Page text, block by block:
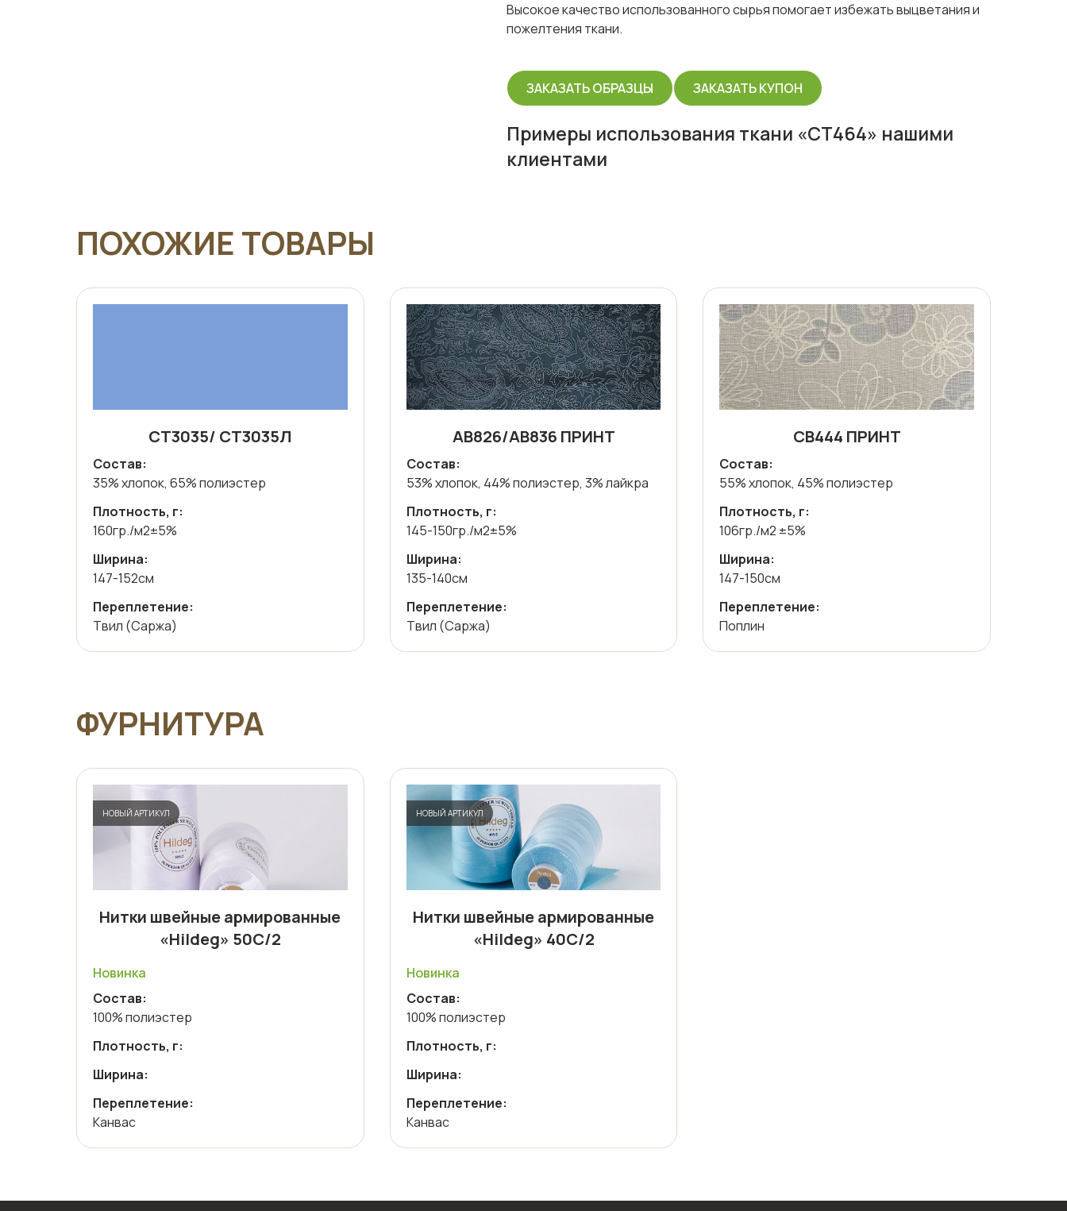
Высокое качество использованного сырья помогает избежать выцветания и
пожелтения ткани.
ЗАКАЗАТЬ ОБРАЗЦЫ ЗАКАЗАТЬ КУПОН
Примеры использования ткани «СТ464» нашими
клиентами
ПОХОЖИЕ ТОВАРЫ
СТ3035/ СТ3035Л
Состав:
35% хлопок, 65% полиэстер
Плотность, г:
160гр./м2±5%
Ширина:
147-152см
Переплетение:
Твил (Саржа)
АВ826/АВ836 ПРИНТ
Состав:
53% хлопок, 44% полиэстер, 3% лайкра
Плотность, г:
145-150гр./м2±5%
Ширина:
135-140см
Переплетение:
Твил (Саржа)
СВ444 ПРИНТ
Состав:
55% хлопок, 45% полиэстер
Плотность, г:
106гр./м2 ±5%
Ширина:
147-150см
Переплетение:
Поплин
ФУРНИТУРА
НОВЫЙ АРТИКУЛ
Нитки швейные армированные
«Hildeg» 50С/2
Новинка
Состав:
100% полиэстер
Плотность, г:
Ширина:
Переплетение:
Канвас
НОВЫЙ АРТИКУЛ
Нитки швейные армированные
«Hildeg» 40С/2
Новинка
Состав:
100% полиэстер
Плотность, г:
Ширина:
Переплетение:
Канвас